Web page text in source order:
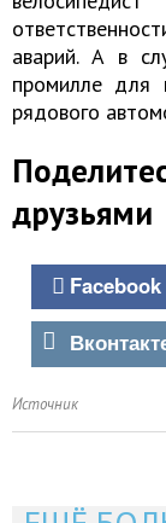
аварий. А в
промилле для
рядового
друзьями
Facebook
Источник